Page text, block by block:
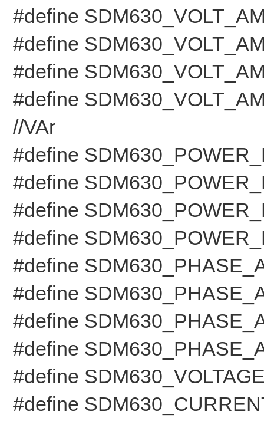
#define
#define
#define
#define
//VAr
#define
#define
#define
#define
#define
#define
#define
#define
#define
#define